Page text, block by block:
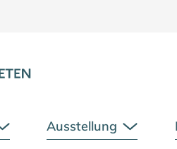
Untermenü öffnen
Ausstellung